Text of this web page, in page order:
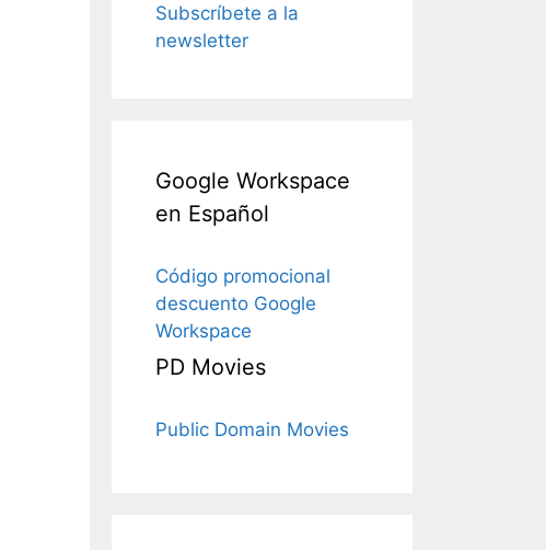
Subscríbete a la
newsletter
Google Workspace
en Español
Código promocional
descuento Google
Workspace
PD Movies
Public Domain Movies